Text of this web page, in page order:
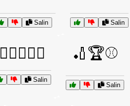
Salin Salin
🏌️‍♂️⛳🏌️‍♀️
Salin
🏏🏆⚾
Salin